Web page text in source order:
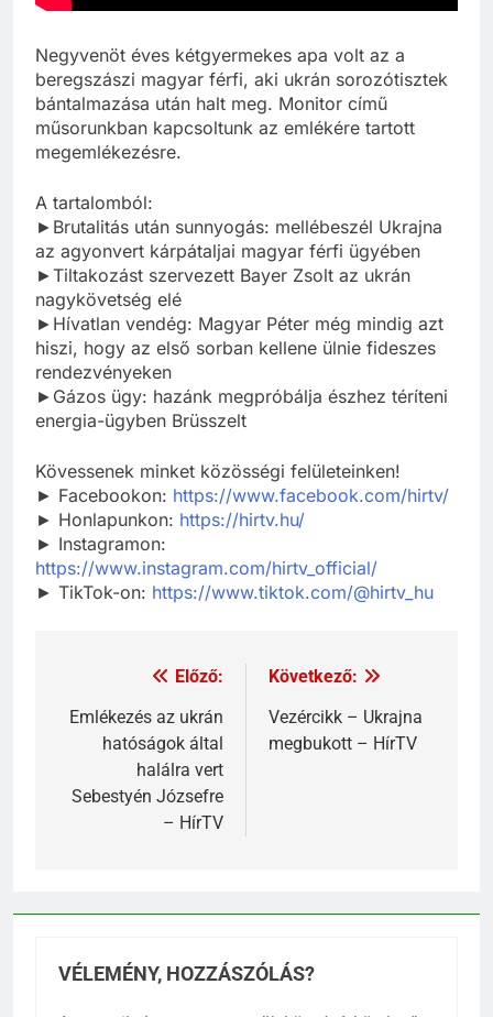
Negyvenöt éves kétgyermekes apa volt az a
beregszászi magyar férfi, aki ukrán sorozótisztek
bántalmazása után halt meg. Monitor című
műsorunkban kapcsoltunk az emlékére tartott
megemlékezésre.
A tartalomból:
►Brutalitás után sunnyogás: mellébeszél Ukrajna
az agyonvert kárpátaljai magyar férfi ügyében
►Tiltakozást szervezett Bayer Zsolt az ukrán
nagykövetség elé
►Hívatlan vendég: Magyar Péter még mindig azt
hiszi, hogy az első sorban kellene ülnie fideszes
rendezvényeken
►Gázos ügy: hazánk megpróbálja észhez téríteni
energia-ügyben Brüsszelt
Kövessenek minket közösségi felületeinken!
► Facebookon: https://www.facebook.com/hirtv/
► Honlapunkon: https://hirtv.hu/
► Instagramon:
https://www.instagram.com/hirtv_official/
► TikTok-on: https://www.tiktok.com/@hirtv_hu
Előző:
Emlékezés az ukrán
hatóságok által
halálra vert
Sebestyén Józsefre
– HírTV
Következő:
Vezércikk – Ukrajna
megbukott – HírTV
VÉLEMÉNY, HOZZÁSZÓLÁS?